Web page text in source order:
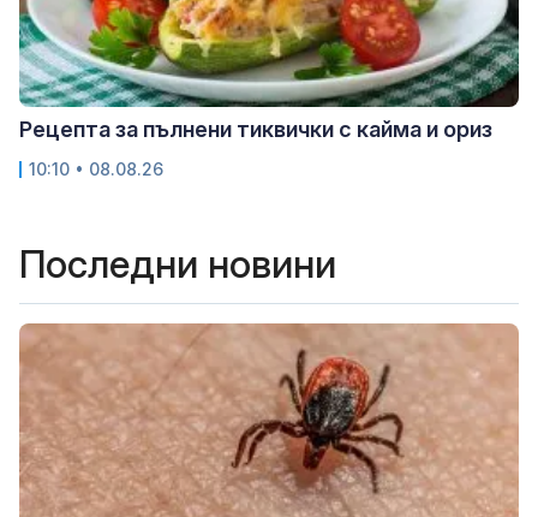
Рецепта за пълнени тиквички с кайма и ориз
10:10 • 08.08.26
Последни новини